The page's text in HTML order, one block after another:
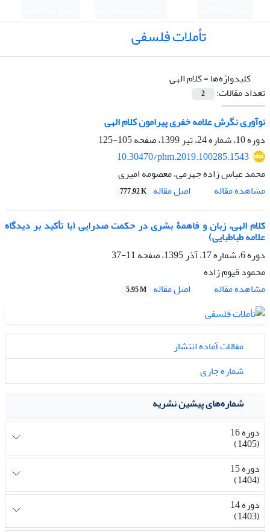
تأملات فلسفی
کلیدواژه‌ها =کلام الهی
تعداد مقالات:
2
نوآوری نگرش علامه خفری پیرامون کلام الهی
دوره 10، شماره 24، تیر 1399، صفحه
105-125
10.30470/phm.2019.100285.1543
محمد عباس زاده جهرمی، معصومه امیری
مشاهده مقاله
اصل مقاله 777.92 K
کلام الهی، زبان و فاهمۀ بشری در حکمت صدرایی (با تأکید بر دیدگاه
علامه طباطبایی)
دوره 6، شماره 17، آذر 1395، صفحه
11-37
محمود قیوم زاده
مشاهده مقاله
اصل مقاله 5.95 M
مقالات آماده انتشار
شماره جاری
شماره‌های پیشین نشریه
دوره 16
(1405)
دوره 15
(1404)
دوره 14
(1403)